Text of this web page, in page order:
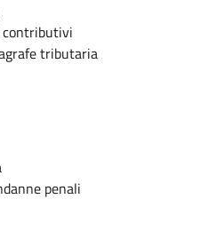
contributivi
tributaria
penali